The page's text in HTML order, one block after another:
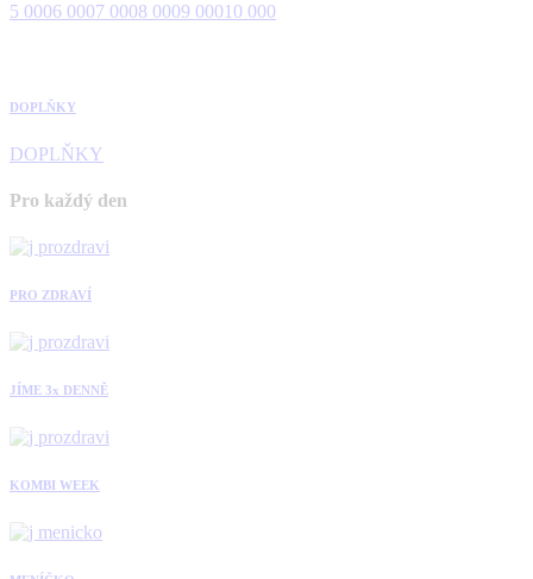
5 0006 0007 0008 0009 00010 000
DOPLŇKY
DOPLŇKY
Pro každý den
PRO ZDRAVÍ
JÍME 3x DENNĚ
KOMBI WEEK